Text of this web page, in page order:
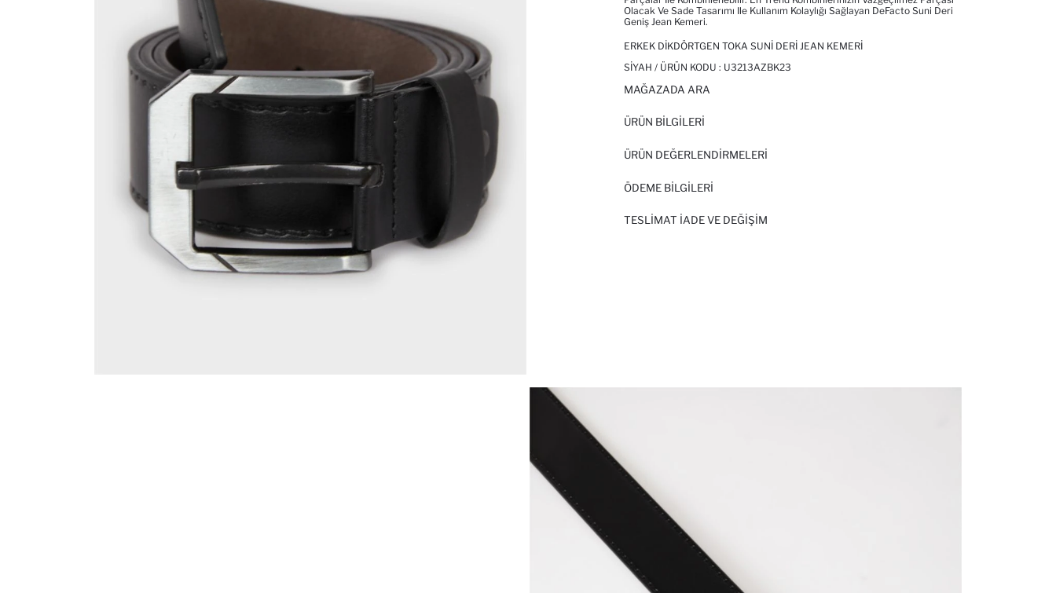
Olacak Ve Sade Tasarımı Ile Kullanım Kolaylığı Sağlayan DeFacto Suni Deri
Geniş Jean Kemeri.
ERKEK DIKDÖRTGEN TOKA SUNI DERI JEAN KEMERI
SIYAH / ÜRÜN KODU : U3213AZBK23
MAĞAZADA ARA
ÜRÜN BILGILERI
ÜRÜN DEĞERLENDİRMELERİ
ÖDEME BİLGİLERİ
TESLIMAT İADE VE DEĞIŞIM